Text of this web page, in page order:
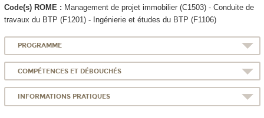
Code(s) ROME : Management de projet immobilier (C1503) - Conduite de
travaux du BTP (F1201) - Ingénierie et études du BTP (F1106)
PROGRAMME
COMPÉTENCES ET DÉBOUCHÉS
INFORMATIONS PRATIQUES